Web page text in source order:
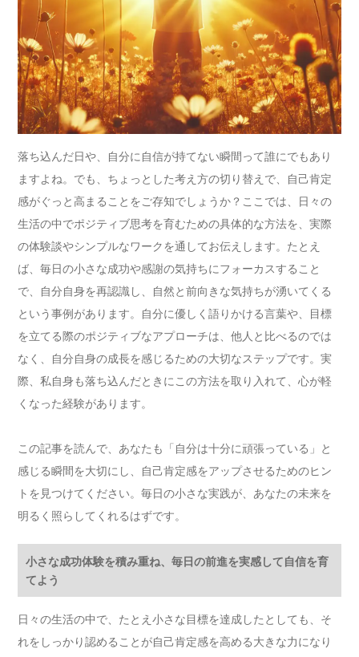
落ち込んだ日や、自分に自信が持てない瞬間って誰にでもあり
ますよね。でも、ちょっとした考え方の切り替えで、自己肯定
感がぐっと高まることをご存知でしょうか？ここでは、日々の
生活の中でポジティブ思考を育むための具体的な方法を、実際
の体験談やシンプルなワークを通してお伝えします。たとえ
ば、毎日の小さな成功や感謝の気持ちにフォーカスすること
で、自分自身を再認識し、自然と前向きな気持ちが湧いてくる
という事例があります。自分に優しく語りかける言葉や、目標
を立てる際のポジティブなアプローチは、他人と比べるのでは
なく、自分自身の成長を感じるための大切なステップです。実
際、私自身も落ち込んだときにこの方法を取り入れて、心が軽
くなった経験があります。
この記事を読んで、あなたも「自分は十分に頑張っている」と
感じる瞬間を大切にし、自己肯定感をアップさせるためのヒン
トを見つけてください。毎日の小さな実践が、あなたの未来を
明るく照らしてくれるはずです。
小さな成功体験を積み重ね、毎日の前進を実感して自信を育
てよう
日々の生活の中で、たとえ小さな目標を達成したとしても、そ
れをしっかり認めることが自己肯定感を高める大きな力になり